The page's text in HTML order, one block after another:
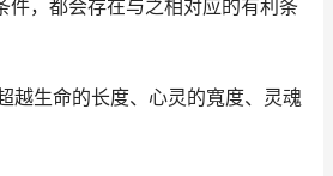
件，都会存在与之相对应的有利条
越生命的长度、心灵的寬度、灵魂